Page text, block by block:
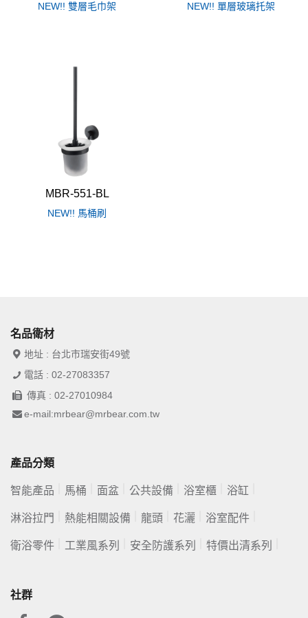
NEW!! 雙層毛巾架 NEW!! 單層玻璃托架
MBR-551-BL
NEW!! 馬桶刷
名品衛材
地址 : 台北市瑞安街49號
電話 : 02-27083357
傳真 : 02-27010984
e-mail:mrbear@mrbear.com.tw
產品分類
智能產品 馬桶 面盆 公共設備 浴室櫃 浴缸
淋浴拉門 熱能相關設備 龍頭 花灑 浴室配件
衛浴零件 工業風系列 安全防護系列 特價出清系列
社群